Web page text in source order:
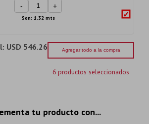
- +
Son: 1.32 mts
USD 546.26 Agregar todo a la compra
6 productos seleccionados
tu producto con...